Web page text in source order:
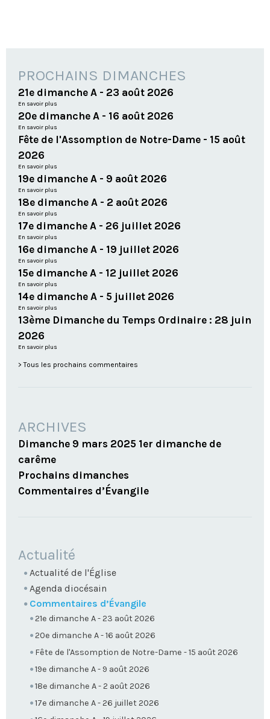
PROCHAINS DIMANCHES
21e dimanche A - 23 août 2026
En savoir plus
20e dimanche A - 16 août 2026
En savoir plus
Fête de l'Assomption de Notre-Dame - 15 août
2026
En savoir plus
19e dimanche A - 9 août 2026
En savoir plus
18e dimanche A - 2 août 2026
En savoir plus
17e dimanche A - 26 juillet 2026
En savoir plus
16e dimanche A - 19 juillet 2026
En savoir plus
15e dimanche A - 12 juillet 2026
En savoir plus
14e dimanche A - 5 juillet 2026
En savoir plus
13ème Dimanche du Temps Ordinaire : 28 juin
2026
En savoir plus
Tous les prochains commentaires
ARCHIVES
Dimanche 9 mars 2025 1er dimanche de
carême
Prochains dimanches
Commentaires d’Évangile
NAVIGATION
Actualité
Actualité de l'Église
Agenda diocésain
Commentaires d’Évangile
21e dimanche A - 23 août 2026
20e dimanche A - 16 août 2026
Fête de l'Assomption de Notre-Dame - 15 août 2026
19e dimanche A - 9 août 2026
18e dimanche A - 2 août 2026
17e dimanche A - 26 juillet 2026